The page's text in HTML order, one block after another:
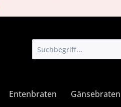
Entenbraten Gänsebraten